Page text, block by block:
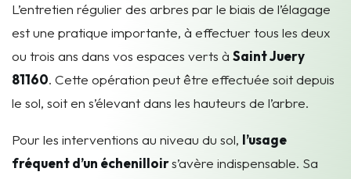
L’entretien régulier des arbres par le biais de l’élagage
est une pratique importante, à effectuer tous les deux
ou trois ans dans vos espaces verts à Saint Juery
81160. Cette opération peut être effectuée soit depuis
le sol, soit en s’élevant dans les hauteurs de l’arbre.
Pour les interventions au niveau du sol, l’usage
fréquent d’un échenilloirs’avère indispensable. Sa